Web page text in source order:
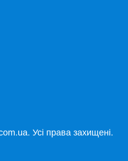
Усі права захищені.